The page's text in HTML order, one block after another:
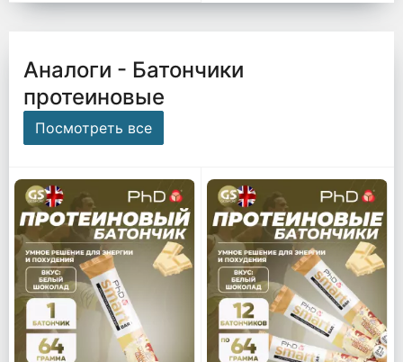
Аналоги - Батончики
протеиновые
Посмотреть все